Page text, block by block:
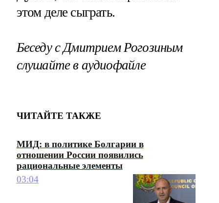
этом деле сыграть.
Беседу с Дмитрием Рогозиным
слушайте в аудиофайле
ЧИТАЙТЕ ТАКЖЕ
МИД: в политике Болгарии в
отношении России появились
рациональные элементы
03:04